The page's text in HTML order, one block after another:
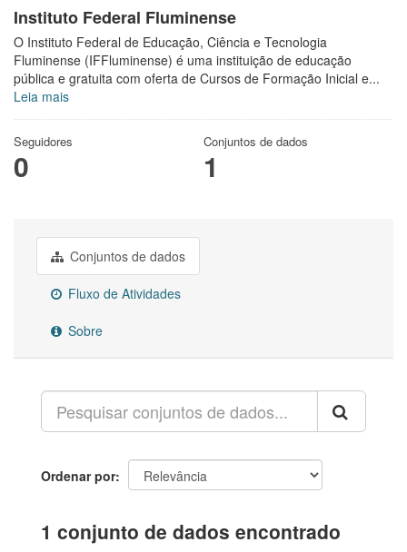
Instituto Federal Fluminense
O Instituto Federal de Educação, Ciência e Tecnologia
Fluminense (IFFluminense) é uma instituição de educação
pública e gratuita com oferta de Cursos de Formação Inicial e...
Leia mais
Seguidores
0
Conjuntos de dados
1
Conjuntos de dados
Fluxo de Atividades
Sobre
Ordenar por
1 conjunto de dados encontrado